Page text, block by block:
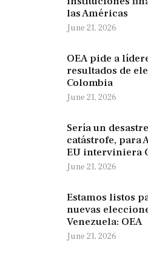
las Américas
June 21, 2026
OEA pide a
resultados de
Colombia
June 21, 2026
Sería un
catástrofe, para
EU interviniera
June 21, 2026
Estamos listos
nuevas
Venezuela: OEA
June 21, 2026